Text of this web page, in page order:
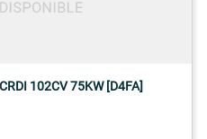
102CV 75KW [D4FA]